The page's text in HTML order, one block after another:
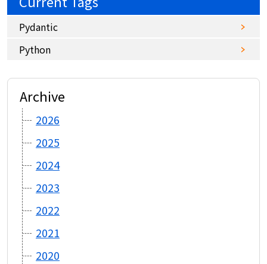
Pydantic
Python
Archive
2026
2025
2024
2023
2022
2021
2020